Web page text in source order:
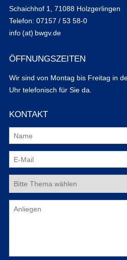
Schaichhof 1, 71088 Holzgerlingen
Telefon: 07157 / 53 58-0
info (at) bwgv.de
ÖFFNUNGSZEITEN
Wir sind von Montag bis Freitag in
Uhr telefonisch für Sie da.
KONTAKT